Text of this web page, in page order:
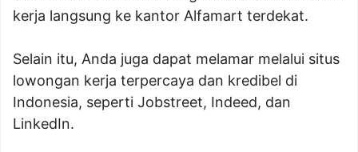
kerja langsung ke kantor Alfamart terdekat.
Selain itu, Anda juga dapat melamar melalui situs
lowongan kerja terpercaya dan kredibel di
Indonesia, seperti Jobstreet, Indeed, dan
LinkedIn.